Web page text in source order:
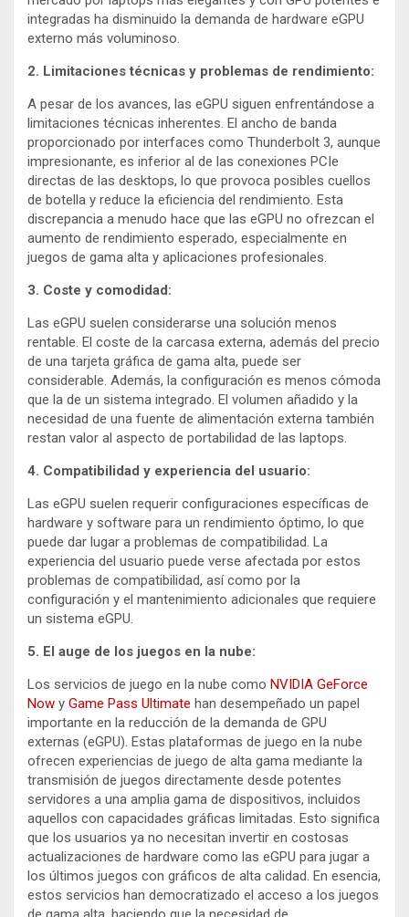
integradas ha disminuido la demanda de hardware eGPU
externo más voluminoso.
2. Limitaciones técnicas y problemas de rendimiento:
A pesar de los avances, las eGPU siguen enfrentándose a
limitaciones técnicas inherentes. El ancho de banda
proporcionado por interfaces como Thunderbolt 3, aunque
impresionante, es inferior al de las conexiones PCIe
directas de las desktops, lo que provoca posibles cuellos
de botella y reduce la eficiencia del rendimiento. Esta
discrepancia a menudo hace que las eGPU no ofrezcan el
aumento de rendimiento esperado, especialmente en
juegos de gama alta y aplicaciones profesionales.
3. Coste y comodidad:
Las eGPU suelen considerarse una solución menos
rentable. El coste de la carcasa externa, además del precio
de una tarjeta gráfica de gama alta, puede ser
considerable. Además, la configuración es menos cómoda
que la de un sistema integrado. El volumen añadido y la
necesidad de una fuente de alimentación externa también
restan valor al aspecto de portabilidad de las laptops.
4. Compatibilidad y experiencia del usuario:
Las eGPU suelen requerir configuraciones específicas de
hardware y software para un rendimiento óptimo, lo que
puede dar lugar a problemas de compatibilidad. La
experiencia del usuario puede verse afectada por estos
problemas de compatibilidad, así como por la
configuración y el mantenimiento adicionales que requiere
un sistema eGPU.
5. El auge de los juegos en la nube:
Los servicios de juego en la nube como NVIDIA GeForce
Now y Game Pass Ultimate han desempeñado un papel
importante en la reducción de la demanda de GPU
externas (eGPU). Estas plataformas de juego en la nube
ofrecen experiencias de juego de alta gama mediante la
transmisión de juegos directamente desde potentes
servidores a una amplia gama de dispositivos, incluidos
aquellos con capacidades gráficas limitadas. Esto significa
que los usuarios ya no necesitan invertir en costosas
actualizaciones de hardware como las eGPU para jugar a
los últimos juegos con gráficos de alta calidad. En esencia,
estos servicios han democratizado el acceso a los juegos